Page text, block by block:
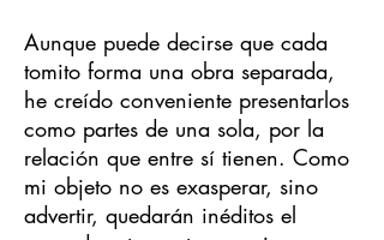
Aunque puede decirse que cada
tomito forma una obra separada,
he creído conveniente presentarlos
como partes de una sola, por la
relación que entre sí tienen. Como
mi objeto no es exasperar, sino
advertir, quedarán inéditos el